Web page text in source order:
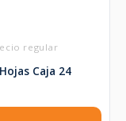
Caja 24